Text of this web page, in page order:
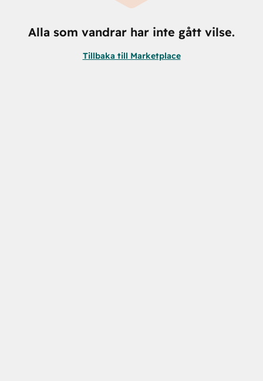
Alla som vandrar har inte gått vilse.
Tillbaka till Marketplace